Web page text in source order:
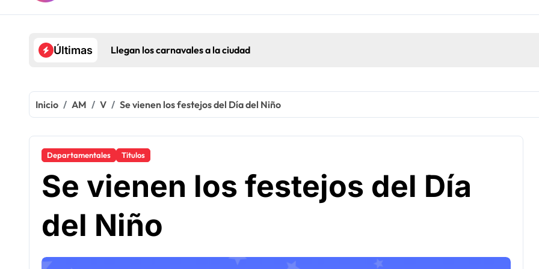
Últimas Llegan los carnavales a la ciudad
Inicio AM V Se vienen los festejos del Día del Niño
Departamentales Titulos
Se vienen los festejos del Día
del Niño